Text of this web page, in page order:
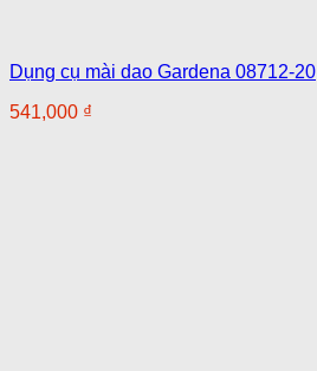
Dụng cụ mài dao Gardena 08712-20
541,000 ₫